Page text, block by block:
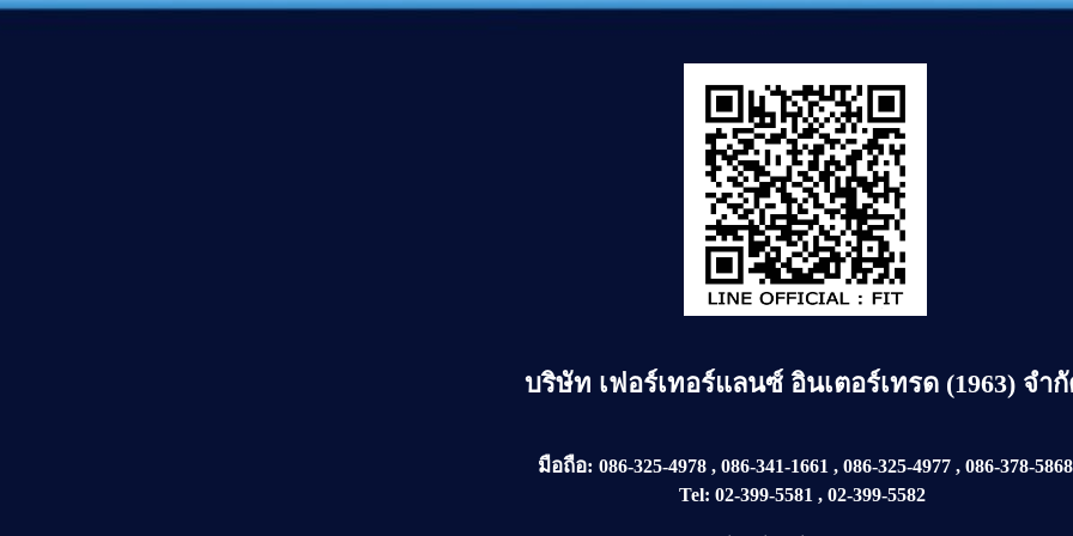
บริษัท เฟอร์เทอร์แลนซ์ อินเตอร์เทรด (1963) จำ
มือถือ: 086-325-4978, 086-341-1661 , 086-325-4977, 086-378-5868
Tel: 02-399-5581 , 02-399-5582